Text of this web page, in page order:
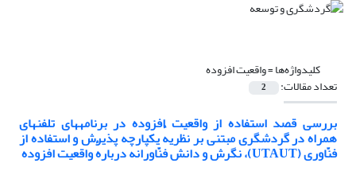
کلیدواژه‌ها =واقعیت افزوده
تعداد مقالات: 2
بررسی قصد استفاده از واقعیت افزوده در برنامه‏های تلفن‏های
همراه در گردشگری مبتنی بر ‌نظریهٔ یکپارچه پذیرش و استفاده از
فنّاوری (UTAUT)، نگرش و دانش فنّاورانه دربارهٔ واقعیت افزوده